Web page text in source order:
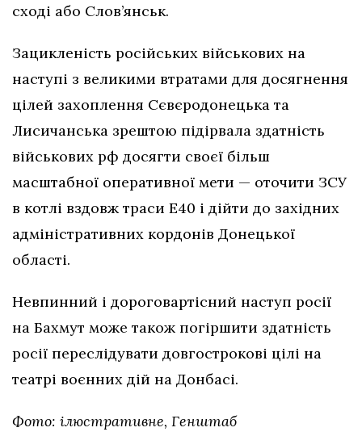
сході або Слов’янськ.
Зацикленість російських військових на
наступі з великими втратами для досягнення
цілей захоплення Сєвєродонецька та
Лисичанська зрештою підірвала здатність
військових рф досягти своєї більш
масштабної оперативної мети — оточити ЗСУ
в котлі вздовж траси Е40 і дійти до західних
адміністративних кордонів Донецької
області.
Невпинний і дороговартісний наступ росії
на Бахмут може також погіршити здатність
росії переслідувати довгострокові цілі на
театрі воєнних дій на Донбасі.
Фото: ілюстративне, Генштаб